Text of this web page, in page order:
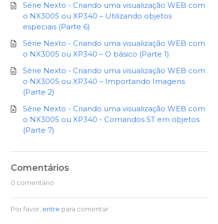
Série Nexto - Criando uma visualização WEB com
o NX3005 ou XP340 – Utilizando objetos
especiais (Parte 6)
Série Nexto - Criando uma visualização WEB com
o NX3005 ou XP340 – O básico (Parte 1)
Série Nexto - Criando uma visualização WEB com
o NX3005 ou XP340 – Importando Imagens
(Parte 2)
Série Nexto - Criando uma visualização WEB com
o NX3005 ou XP340 - Comandos ST em objetos
(Parte 7)
Comentários
0 comentário
Por favor, entre para comentar.